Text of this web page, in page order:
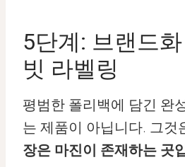
5단계: 브랜드
빗 라벨링
평범한 폴리백에 담긴 완
는 제품이 아닙니다. 그것
장은 마진이 존재하는 곳